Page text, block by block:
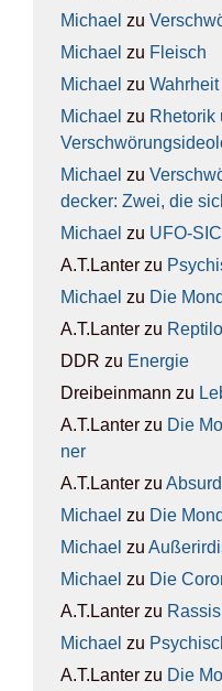
Michael zu
Michael zu Fleisch
Michael zu Wahr­heit
Michael zu Rhe­to­rik
Michael zu
de­cker: Zwei, die
Michael zu UFO-
A.T.Lanter zu
Michael zu Die
A.T.Lanter zu
DDR zu Ener­gie
Dreibeinmann zu
A.T.Lanter zu Die
ner
A.T.Lanter zu
Michael zu Die
Michael zu
Michael zu Die
A.T.Lanter zu
Michael zu
A.T.Lanter zu Die